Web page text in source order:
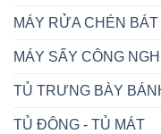
MÁY RỬA CHÉN
MÁY SẤY CÔNG
TỦ TRƯNG BÀY
TỦ ĐÔNG - TỦ MÁT